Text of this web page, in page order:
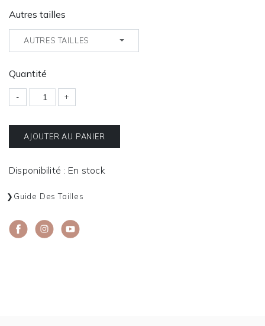
Autres tailles
AUTRES TAILLES
Quantité
- +
AJOUTER AU PANIER
Disponibilité : En stock
Guide Des Tailles